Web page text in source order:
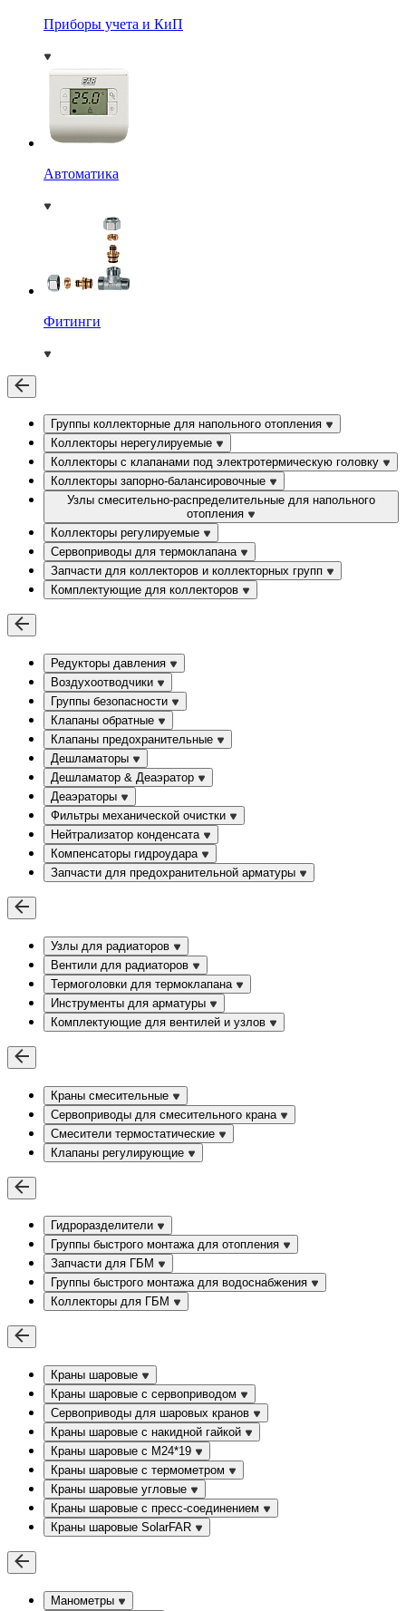
Приборы учета и КиП
Автоматика
Фитинги
Группы коллекторные для напольного отопления
Коллекторы нерегулируемые
Коллекторы с клапанами под электротермическую головку
Коллекторы запорно-балансировочные
Узлы смесительно-распределительные для напольного
отопления
Коллекторы регулируемые
Сервоприводы для термоклапана
Запчасти для коллекторов и коллекторных групп
Комплектующие для коллекторов
Редукторы давления
Воздухоотводчики
Группы безопасности
Клапаны обратные
Клапаны предохранительные
Дешламаторы
Дешламатор & Деаэратор
Деаэраторы
Фильтры механической очистки
Нейтрализатор конденсата
Компенсаторы гидроудара
Запчасти для предохранительной арматуры
Узлы для радиаторов
Вентили для радиаторов
Термоголовки для термоклапана
Инструменты для арматуры
Комплектующие для вентилей и узлов
Краны смесительные
Сервоприводы для смесительного крана
Смесители термостатические
Клапаны регулирующие
Гидроразделители
Группы быстрого монтажа для отопления
Запчасти для ГБМ
Группы быстрого монтажа для водоснабжения
Коллекторы для ГБМ
Краны шаровые
Краны шаровые с сервоприводом
Сервоприводы для шаровых кранов
Краны шаровые с накидной гайкой
Краны шаровые с М24*19
Краны шаровые с термометром
Краны шаровые угловые
Краны шаровые c пресс-соединением
Краны шаровые SolarFAR
Манометры